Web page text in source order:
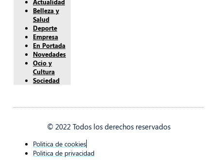
Belleza y
Salud
Deporte
Empresa
En Portada
Novedades
Ocio y
Cultura
Sociedad
© 2022 Todos los derechos reservados
Politica de cookies
Politica de privacidad